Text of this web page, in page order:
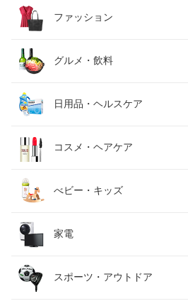
ファッション
レディースファッション
メンズファッション
キッズファッション
ベビーファッション
インナー・下着・ナイトウェア
バッグ・小物・ブランド雑貨
グルメ・飲料
食品
スイーツ・お菓子
水・ソフトドリンク
ビール・洋酒
ワイン
日用品・ヘルスケア
日用品雑貨・文房具・手芸
ダイエット・健康
医薬品・コンタクト・介護
コスメ・ヘアケア
美容・コスメ・香水
べビー・キッズ
キッズ・ベビー・マタニティ
おもちゃ
家電
家電
スポーツ・アウトドア